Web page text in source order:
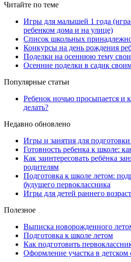
Читайте по теме
Игры для малышей 1 года
ребенком дома и на улице)
Список школьных
Конкурсы на день рождения
Поделки на осеннюю тему
Осенние поделки в садик
Популярные статьи
Ребенок ночью просыпается и
делать?
Недавно обновлено
Игры и занятия для
Готовность ребенка к школе:
Как заинтересовать ребёнка
родителям
Подготовка к школе летом:
будущего первоклассника
Игры для детей раннего
Полезное
Выписка новорожденного
Подготовка к школе летом
Как подготовить
Оформление участка в детском